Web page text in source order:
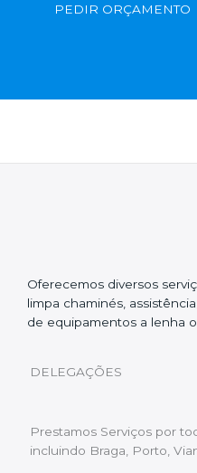
PEDIR ORÇAMENTO
Oferecemos diversos
limpa chaminés,
de equipamentos a lenha
DELEGAÇÕES
Prestamos Serviços por
incluindo Braga, Porto,